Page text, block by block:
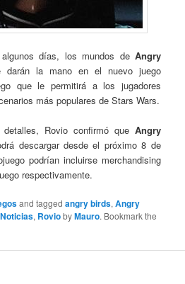
días, los mundos de Angry
darán la mano en el nuevo juego
que le permitirá a los jugadores
más populares de Stars Wars.
Rovio confirmó que Angry
descargar desde el próximo 8 de
podrían incluirse merchandising
respectivamente.
and taggedangry birds,Angry
Noticias, RoviobyMauro. Bookmark the